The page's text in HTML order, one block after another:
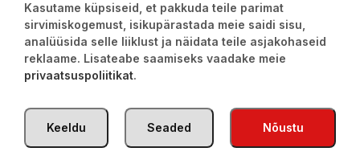
Kasutame küpsiseid, et pakkuda teile parimat
sirvimiskogemust, isikupärastada meie saidi sisu,
analüüsida selle liiklust ja näidata teile asjakohaseid
reklaame. Lisateabe saamiseks vaadake meie
privaatsuspoliitikat.
Nõustu
Seaded
Keeldu